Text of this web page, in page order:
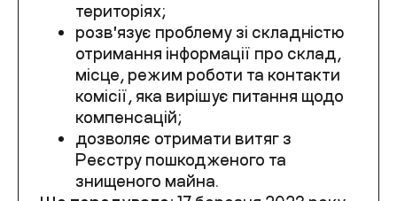
територіях;
розвʼязує проблему зі складністю
отримання інформації про склад,
місце, режим роботи та контакти
комісії, яка вирішує питання щодо
компенсацій;
дозволяє отримати витяг з
Реєстру пошкодженого та
знищеного майна.